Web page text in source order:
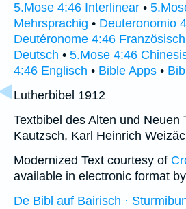
5.Mose 4:46 Interlinear •
Mehrsprachig • Deuteronomio
Deutéronome 4:46 Französisch
Deutsch • 5.Mose 4:46
4:46 Englisch • Bible Apps •
Lutherbibel 1912
Textbibel des Alten und Neuen
Kautzsch, Karl Heinrich
Modernized Text courtesy of
available in electronic format
De Bibl auf Bairisch ·